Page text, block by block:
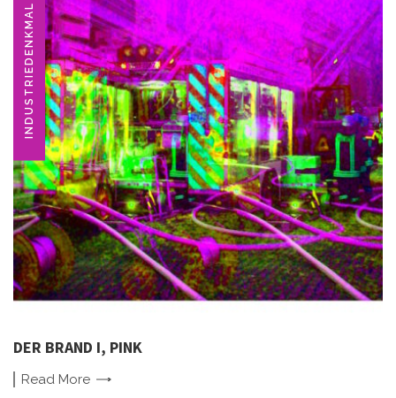
INDUSTRIEDENKMAL
DER BRAND I, PINK
Read More